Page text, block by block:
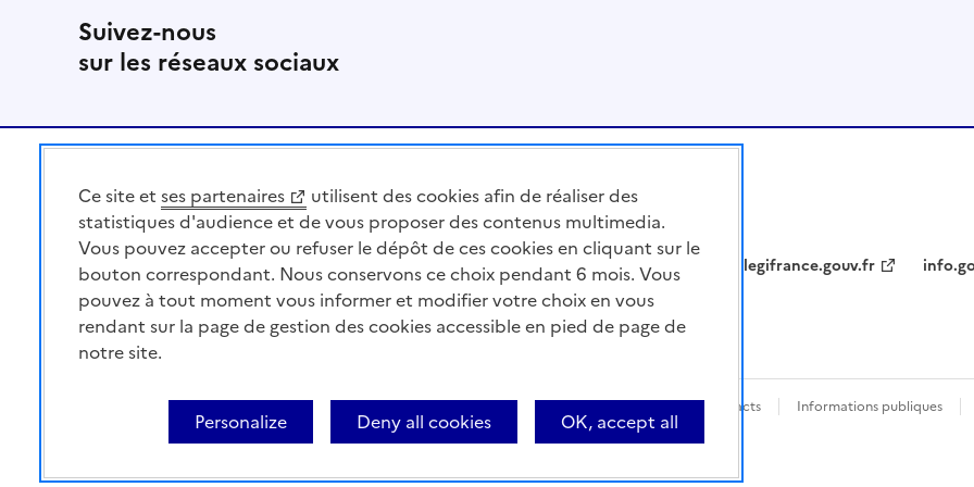
Suivez-nous
sur les réseaux sociaux
Pied de page
MINISTÈRE
DE L'AGRICULTURE
DE L'AGRO-ALIMENTAIRE
ET DE LA SOUVERAINETÉ
ALIMENTAIRE
legifrance.gouv.fr
Plan du site Accessibilité : partiellement conforme Questions fréquentes / Contacts Informations publiques
Cookies Paramètres d'affichage
Ce site et ses partenaires
utilisent des cookies afin de réaliser des
statistiques d'audience et de vous proposer des contenus multimedia.
Vous pouvez accepter ou refuser le dépôt de ces cookies en cliquant sur le
bouton correspondant. Nous conservons ce choix pendant 6 mois. Vous
pouvez à tout moment vous informer et modifier votre choix en vous
rendant sur la page de gestion des cookies accessible en pied de page de
notre site.
OK, accept all
Deny all cookies
Personalize